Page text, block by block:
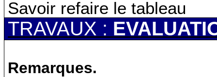
Savoir refaire le tableau
TRAVAUX :
Remarques.